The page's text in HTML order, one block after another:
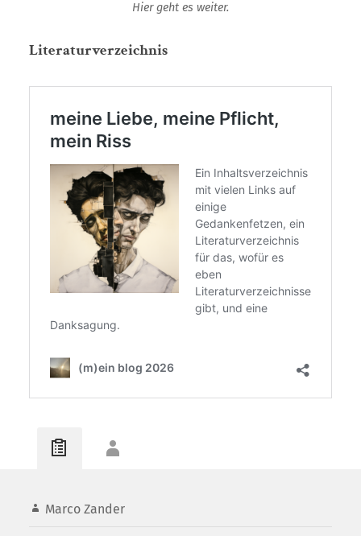
Hier geht es weiter.
Literaturverzeichnis
Marco Zander